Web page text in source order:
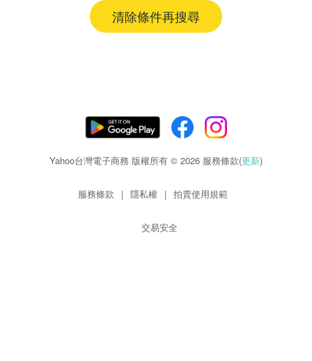
清除條件再搜尋
Yahoo台灣電子商務 版權所有 © 2026 服務條款(更新)
服務條款 | 隱私權 | 拍賣使用規範
交易安全